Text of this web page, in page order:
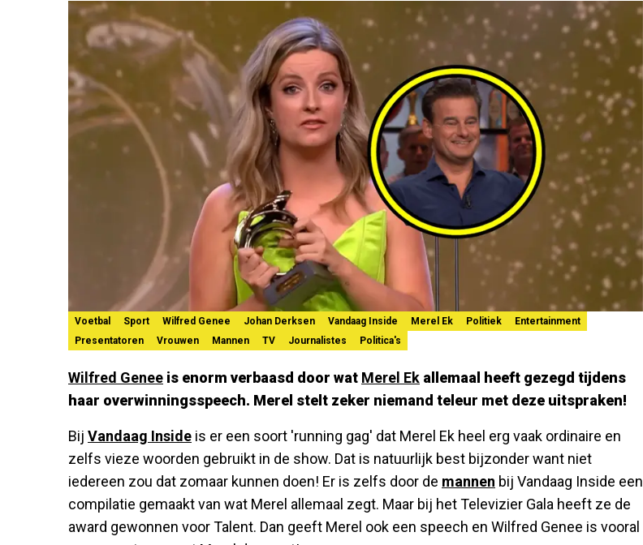
Voetbal Sport Wilfred Genee Johan Derksen Vandaag Inside Merel Ek Politiek
Entertainment
Presentatoren
Vrouwen Mannen TV Journalistes Politica's
Wilfred Genee is enorm verbaasd door wat Merel Ek allemaal heeft gezegd tijdens
haar overwinningsspeech. Merel stelt zeker niemand teleur met deze uitspraken!
Bij Vandaag Inside is er een soort 'running gag' dat Merel Ek heel erg vaak ordinaire en
zelfs vieze woorden gebruikt in de show. Dat is natuurlijk best bijzonder want niet
iedereen zou dat zomaar kunnen doen! Er is zelfs door de mannen bij Vandaag Inside een
compilatie gemaakt van wat Merel allemaal zegt. Maar bij het Televizier Gala heeft ze de
award gewonnen voor Talent. Dan geeft Merel ook een speech en Wilfred Genee is vooral